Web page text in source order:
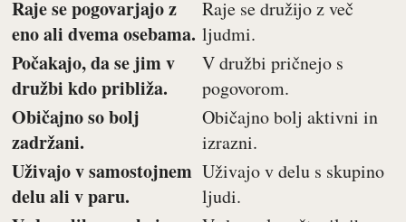
Raje se pogovarjajo z
eno ali dvema osebama.
Raje se družijo z več
ljudmi.
Počakajo, da se jim v
družbi kdo približa.
V družbi pričnejo s
pogovorom.
Običajno so bolj
zadržani.
Običajno bolj aktivni in
izrazni.
Uživajo v samostojnem
delu ali v paru.
Uživajo v delu s skupino
ljudi.